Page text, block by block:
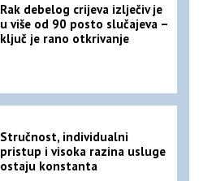
Rak debelog crijeva izlječiv je
u više od 90 posto slučajeva –
ključ je rano otkrivanje
Stručnost, individualni
pristup i visoka razina usluge
ostaju konstanta